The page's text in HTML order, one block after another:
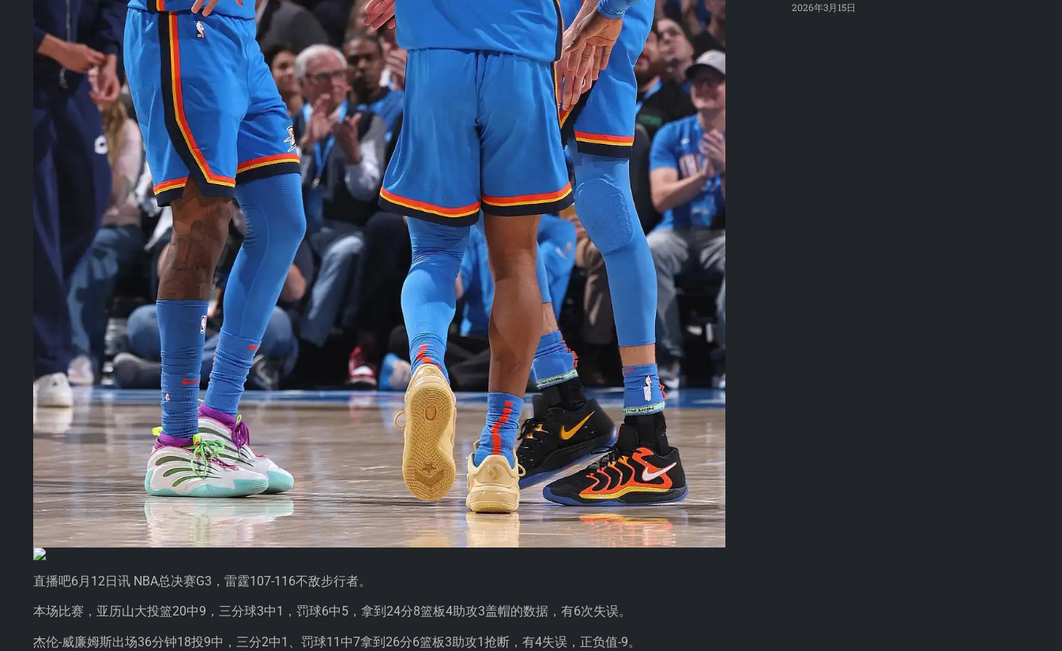
直播吧6月12日讯 NBA总决赛G3，雷霆107-116不敌步行者。
本场比赛，亚历山大投篮20中9，三分球3中1，罚球6中5，拿到24分8篮板4助攻3盖帽的数据，有6次失误。
杰伦-威廉姆斯出场36分钟18投9中，三分2中1、罚球11中7拿到26分6篮板3助攻1抢断，有4失误，正负值-9。
2026年3月15日